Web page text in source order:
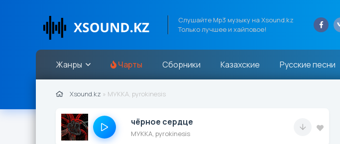
Слушайте Mp3 музыку на Xsound.kz
Только лучшее и хайповое!
Жанры Чарты Сборники Казахские Русские песни
Xsound.kz » МУККА, pyrokinesis
чёрное сердце
МУККА, pyrokinesis